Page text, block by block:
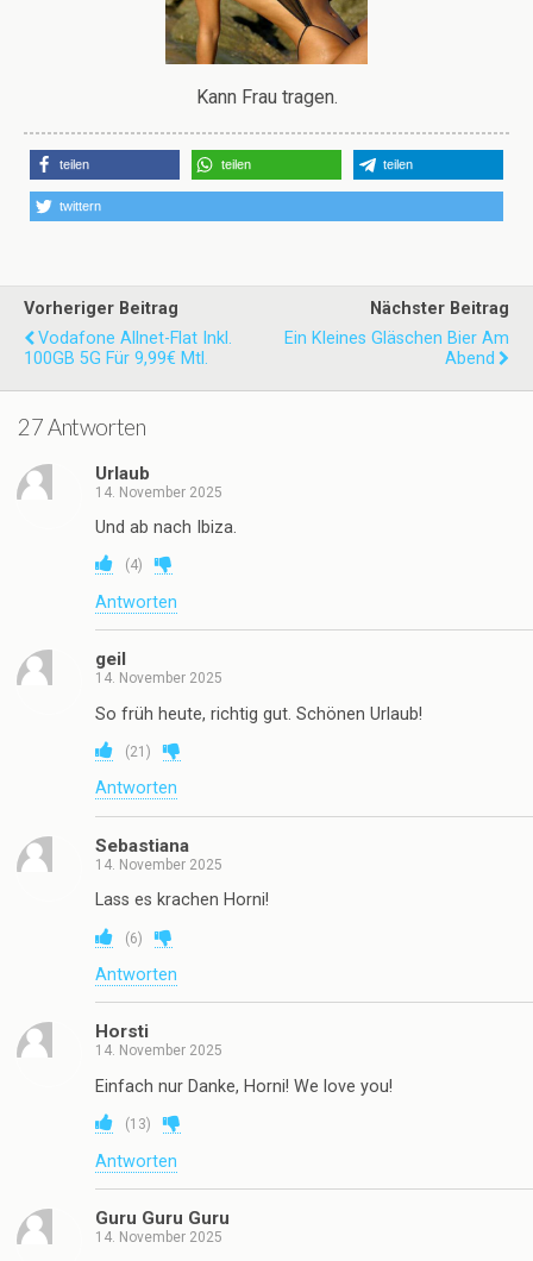
Kann Frau tragen.
teilen teilen teilen
twittern
Vorheriger Beitrag
Vodafone Allnet-Flat Inkl.
100GB 5G Für 9,99€ Mtl.
Nächster Beitrag
Ein Kleines Gläschen Bier Am
Abend
27 Antworten
Urlaub
14. November 2025
Und ab nach Ibiza.
(4)
Antworten
geil
14. November 2025
So früh heute, richtig gut. Schönen Urlaub!
(21 )
Antworten
Sebastiana
14. November 2025
Lass es krachen Horni!
(6)
Antworten
Horsti
14. November 2025
Einfach nur Danke, Horni! We love you!
(13)
Antworten
Guru Guru Guru
14. November 2025